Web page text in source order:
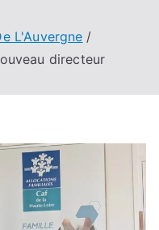
L'Auvergne
directeur